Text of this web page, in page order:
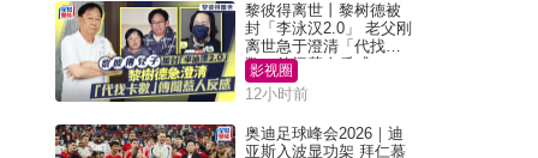
黎彼得离世丨黎树德被
封「李泳汉2.0」 老父刚
离世急于澄清「代找卡
数」传闻惹人反感
影视圈
12小时前
奥迪足球峰会2026｜迪
亚斯入波显功架 拜仁慕